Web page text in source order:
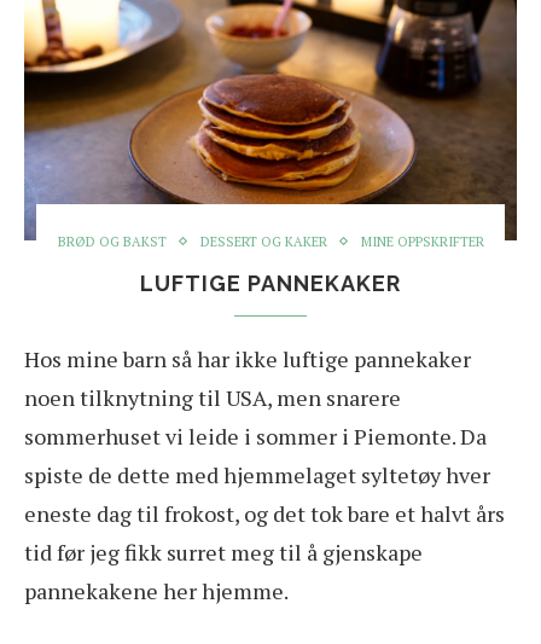
BRØD OG BAKST DESSERT OG KAKER MINE OPPSKRIFTER
LUFTIGE PANNEKAKER
Hos mine barn så har ikke luftige pannekaker
noen tilknytning til USA, men snarere
sommerhuset vi leide i sommer i Piemonte. Da
spiste de dette med hjemmelaget syltetøy hver
eneste dag til frokost, og det tok bare et halvt års
tid før jeg fikk surret meg til å gjenskape
pannekakene her hjemme.